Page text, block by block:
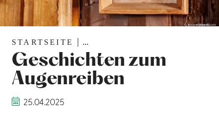
STARTSEITE ...
Geschichten zum
Augenreiben
25.04.2025